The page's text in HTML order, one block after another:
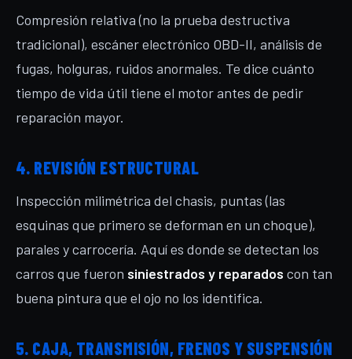
Compresión relativa (no la prueba destructiva
tradicional), escáner electrónico OBD-II, análisis de
fugas, holguras, ruidos anormales. Te dice cuánto
tiempo de vida útil tiene el motor antes de pedir
reparación mayor.
4. REVISIÓN ESTRUCTURAL
Inspección milimétrica del chasis, puntas (las
esquinas que primero se deforman en un choque),
parales y carrocería. Aquí es donde se detectan los
carros que fueron siniestrados y reparados con tan
buena pintura que el ojo no los identifica.
5. CAJA, TRANSMISIÓN, FRENOS Y SUSPENSIÓN